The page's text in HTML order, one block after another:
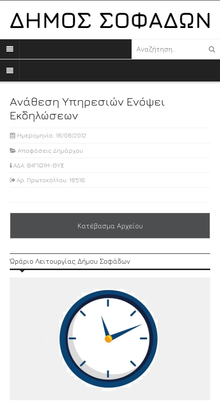
Ανάθεση Υπηρεσιών Ενόψει
Εκδηλώσεων
Ημερομηνία: 16/08/2012
Αποφάσεις Δημάρχου
ΑΔΑ: Β4Γ1Ω1Μ-ΘΥΞ
Αρ. Πρωτοκόλλου: 18516
Κατέβασμα Αρχείου
Ώράριο Λειτουργίας Δήμου Σοφάδων